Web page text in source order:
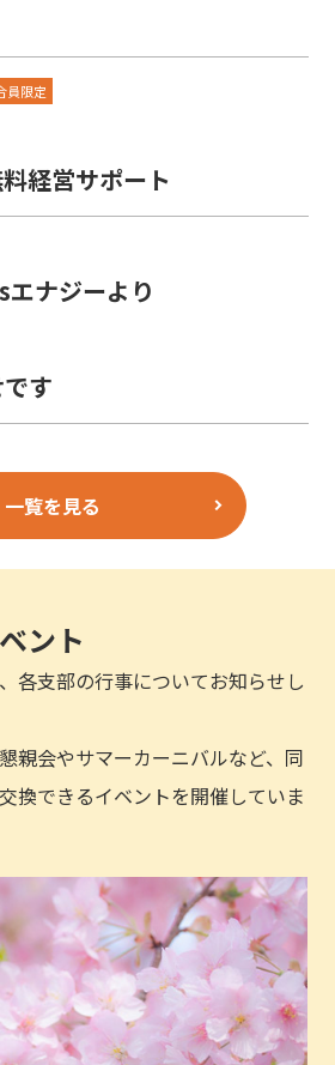
員限定
経営サポート
ナジーより
す
一覧を見る
ント
各支部の行事についてお知らせし
親会やサマーカーニバルなど、同
換できるイベントを開催していま